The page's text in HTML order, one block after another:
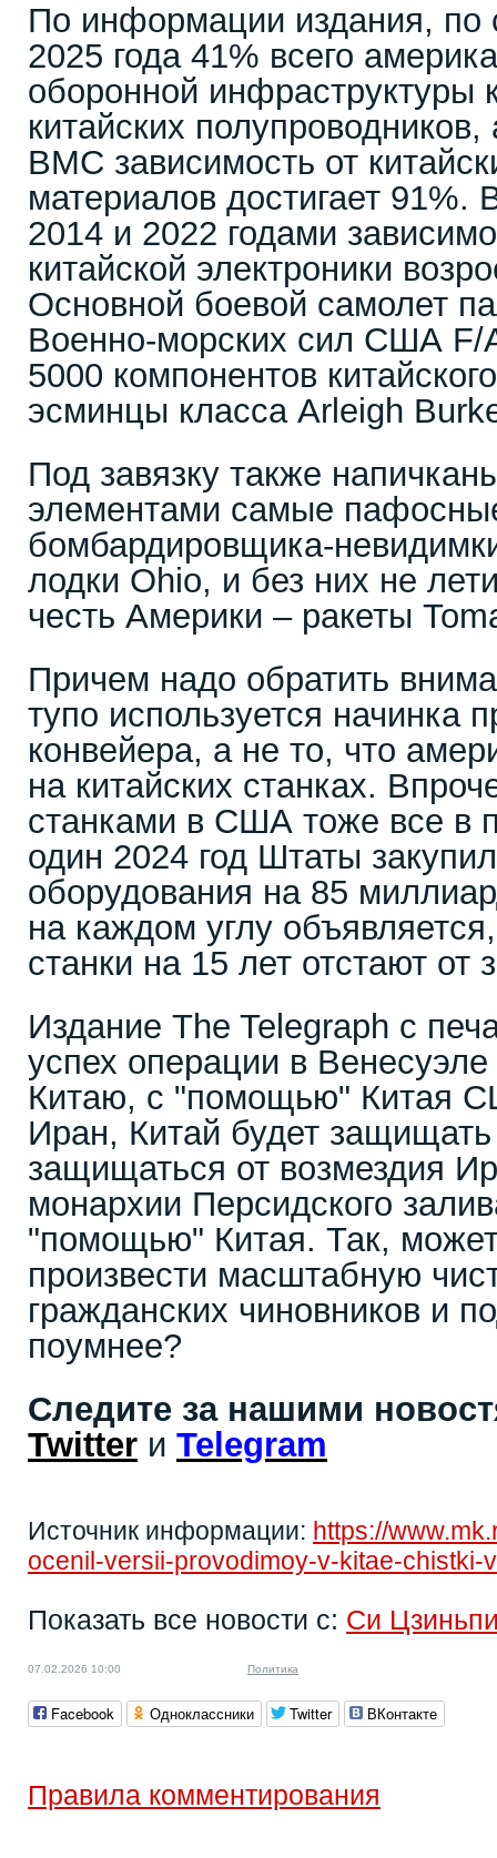
По информации издания, по
2025 года 41% всего
оборонной инфраструктуры
китайских
ВМС зависимость от
материалов достигает
2014 и 2022 годами
китайской электроники
Основной боевой самолет
Военно-морских сил США F/
5000 компонентов
эсминцы класса Arleigh
Под завязку также
элементами самые
бомбардировщика-
лодки Ohio, и без них не
честь Америки – ракеты
Причем надо обратить
тупо используется начинка
конвейера, а не то, что
на китайских станках.
станками в США тоже все в
один 2024 год Штаты
оборудования на 85
на каждом углу
станки на 15 лет отстают от
Издание The Telegraph с
успех операции в
Китаю, с "помощью" Китая
Иран, Китай будет
защищаться от возмездия
монархии Персидского
"помощью" Китая. Так,
произвести масштабную
гражданских чиновников и
поумнее?
Следите за нашими
Twitter и Telegram
Источник информации: https://
ocenil-versii-provodimoy-v-kitae-chistki-
Показать все новости с: Си
07.02.2026 10:00 Политика
Facebook Одноклассники Twitter ВКонтакте
Правила комментирования